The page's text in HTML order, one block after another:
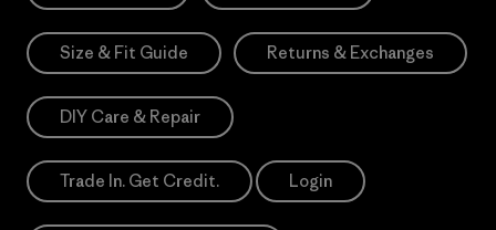
Size & Fit Guide Returns & Exchanges
DIY Care & Repair
Trade In. Get Credit. Login